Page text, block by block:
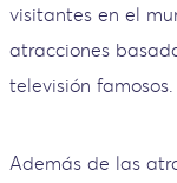
visitantes en el
atracciones
televisión famosos.
Además de las